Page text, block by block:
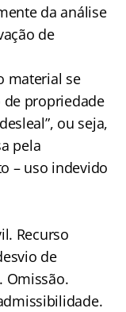
da análise
de
material se
de propriedade
ou seja,
pela
– uso indevido
Recurso
de
Omissão.